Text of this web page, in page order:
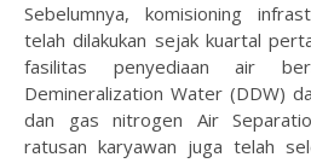
Sebelumnya, komisioning
telah dilakukan sejak kuartal
fasilitas penyediaan air
Demineralization Water (DDW)
dan gas nitrogen Air
ratusan karyawan juga telah